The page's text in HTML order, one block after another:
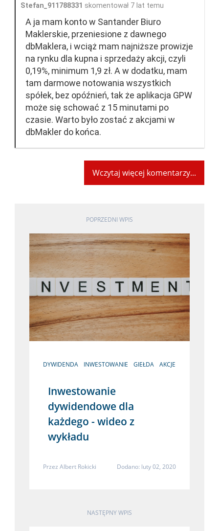
Stefan_911788331 skomentował 7 lat temu
A ja mam konto w Santander Biuro
Maklerskie, przeniesione z dawnego
dbMaklera, i wciąż mam najniższe prowizje
na rynku dla kupna i sprzedaży akcji, czyli
0,19%, minimum 1,9 zł. A w dodatku, mam
tam darmowe notowania wszystkich
spółek, bez opóźnień, tak że aplikacja GPW
może się schować z 15 minutami po
czasie. Warto było zostać z akcjami w
dbMakler do końca.
Wczytaj więcej komentarzy...
POPRZEDNI WPIS
DYWIDENDA INWESTOWANIE GIEŁDA AKCJE
Inwestowanie
dywidendowe dla
każdego - wideo z
wykładu
Przez Albert Rokicki Dodano: luty 02, 2020
NASTĘPNY WPIS